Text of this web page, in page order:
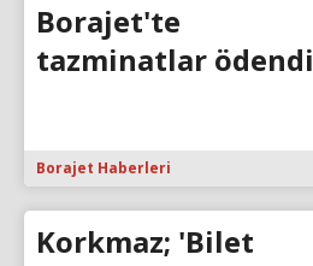
Borajet'te
tazminatlar ödendi
Borajet Haberleri
Korkmaz; 'Bilet